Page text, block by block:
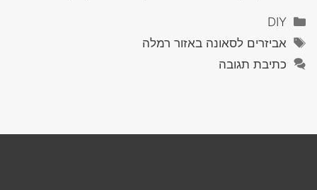
קטגוריות
DIY
תגיות
אביזרים לסאונה באזור רמלה
כתיבת תגובה